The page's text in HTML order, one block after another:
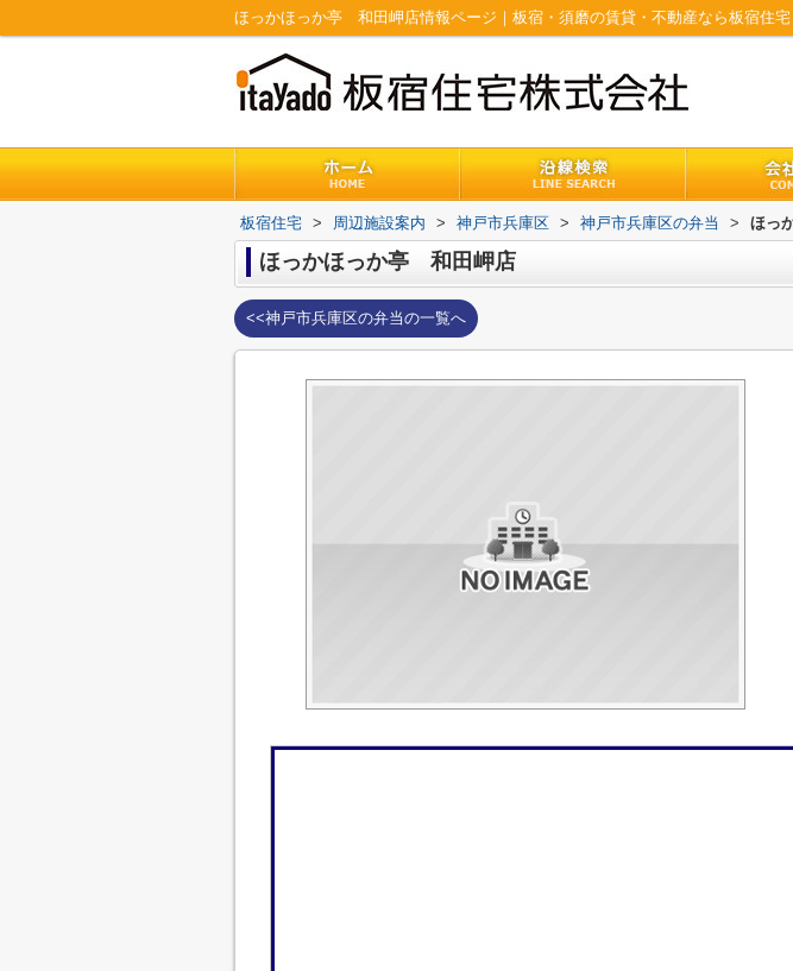
ほっかほっか亭 和田岬店情報ページ｜板宿・須磨の賃貸・不動産なら板宿住宅
板宿住宅 > 周辺施設案内 > 神戸市兵庫区 > 神戸市兵庫区の弁当 > ほっ
ほっかほっか亭 和田岬店
<<神戸市兵庫区の弁当の一覧へ